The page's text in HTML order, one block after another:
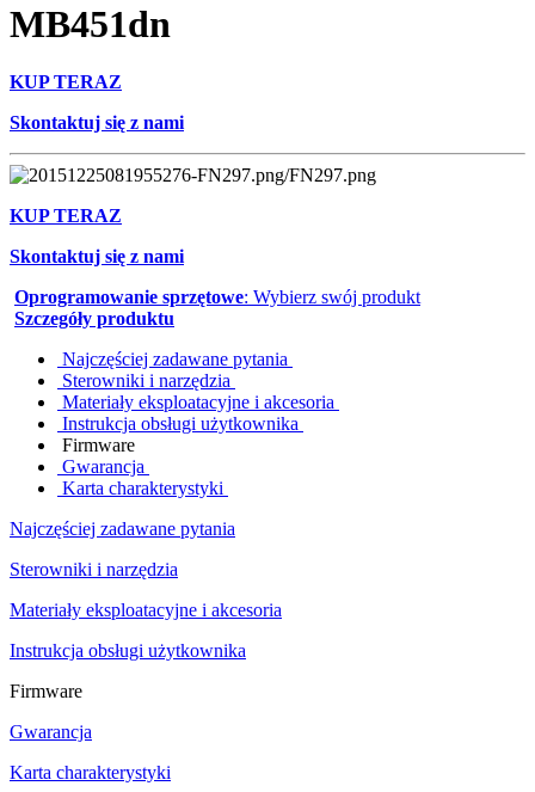
MB451dn
KUP TERAZ
Skontaktuj się z nami
KUP TERAZ
Skontaktuj się z nami
Oprogramowanie sprzętowe: Wybierz swój produkt
Szczegóły produktu
Najczęściej zadawane pytania
Sterowniki i narzędzia
Materiały eksploatacyjne i akcesoria
Instrukcja obsługi użytkownika
Firmware
Gwarancja
Karta charakterystyki
Najczęściej zadawane pytania
Sterowniki i narzędzia
Materiały eksploatacyjne i akcesoria
Instrukcja obsługi użytkownika
Firmware
Gwarancja
Karta charakterystyki